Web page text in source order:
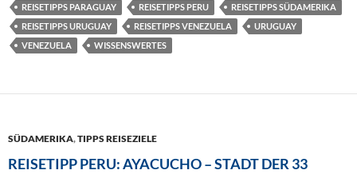
REISETIPPS PARAGUAY
REISETIPPS PERU
REISETIPPS SÜDAMERIKA
REISETIPPS URUGUAY
REISETIPPS VENEZUELA
URUGUAY
VENEZUELA
WISSENSWERTES
SÜDAMERIKA,TIPPS REISEZIELE
REISETIPP PERU: AYACUCHO – STADT DER 33